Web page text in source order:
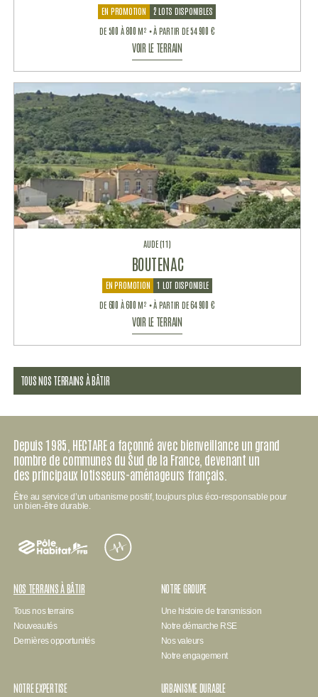
TOUS NOS TERRAINS À BÂTIR
EN PROMOTION
2 LOTS DISPONIBLES
DE 500 À 800 M² • À PARTIR DE 54 900 €
VOIR LE TERRAIN
AUDE (11)
BOUTENAC
EN PROMOTION
1 LOT DISPONIBLE
DE 600 À 600 M² • À PARTIR DE 64 900 €
VOIR LE TERRAIN
Depuis 1985, HECTARE a façonné avec bienveillance un grand
nombre de communes du Sud de la France, devenant un
des principaux lotisseurs-aménageurs français.
Être au service d’un urbanisme positif, toujours plus éco-responsable pour
un bien-être durable.
habitat
FFB
NOS TERRAINS À BÂTIR
Tous nos terrains
Nouveautés
Dernières opportunités
NOTRE GROUPE
Une histoire de transmission
Notre démarche RSE
Nos valeurs
Notre engagement
NOTRE EXPERTISE URBANISME DURABLE